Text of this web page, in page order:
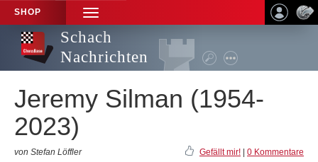
SHOP
TOGGLE
NAVIGATION
Schach
Nachrichten
Jeremy Silman (1954-
2023)
von Stefan Löffler Gefällt mir! 0 Kommentare